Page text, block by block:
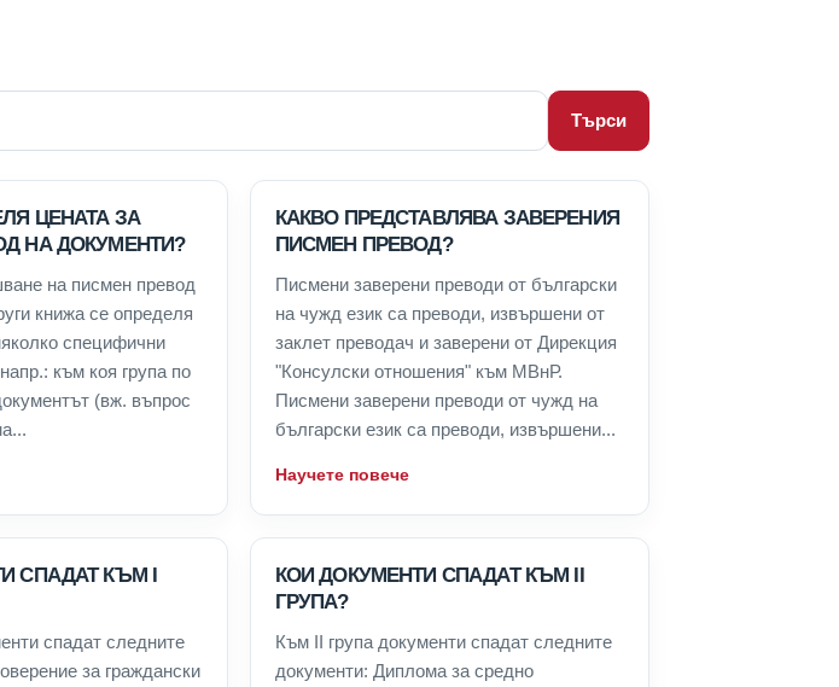
Търси
ЦЕНАТА ЗА
НА ДОКУМЕНТИ?
на писмен превод
книжа се определя
специфични
към коя група по
(вж. въпрос
КАКВО ПРЕДСТАВЛЯВА ЗАВЕРЕНИЯ
ПИСМЕН ПРЕВОД?
Писмени заверени преводи от български
на чужд език са преводи, извършени от
заклет преводач и заверени от Дирекция
"Консулски отношения" към МВнР.
Писмени заверени преводи от чужд на
български език са преводи, извършени...
Научете повече
СПАДАТ КЪМ I
спадат следните
за граждански
КОИ ДОКУМЕНТИ СПАДАТ КЪМ II
ГРУПА?
Към II група документи спадат следните
документи: Диплома за средно